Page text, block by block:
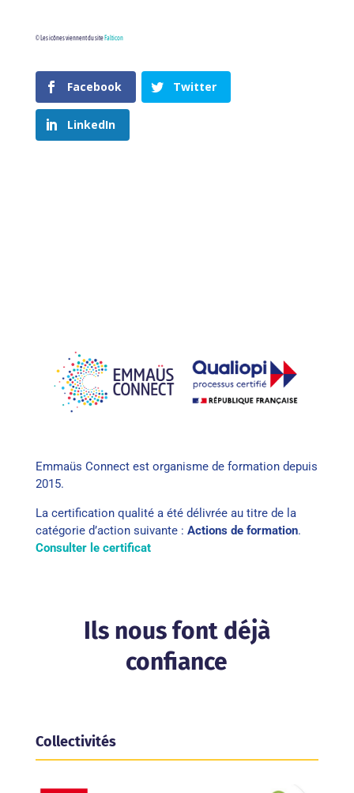
©Les icônes viennent du site Falticon
Facebook Twitter
LinkedIn
Emmaüs Connect est organisme de formation depuis
2015.
La certification qualité a été délivrée au titre de la
catégorie d’action suivante : Actions de formation.
Consulter le certificat
Ils nous font déjà
confiance
Collectivités